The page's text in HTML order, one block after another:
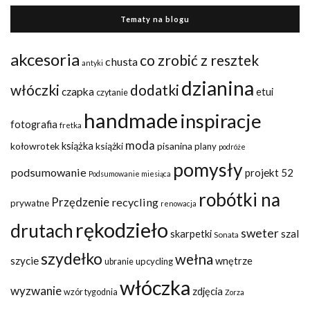
Tematy na blogu
akcesoria antyki chusta co zrobić z resztek
włóczki czapka czytanie dodatki dzianina etui
fotografia fretka handmadeinspiracje
kołowrotekksiążka książki moda pisanina plany podróże
podsumowanie Podsumowanie miesiąca pomysłyprojekt 52
prywatne Przędzenie recycling renowacja robótki na
drutach rękodzieło skarpetki Sonata sweterszal
szycieszydełko ubranie upcyclingwełna wnętrze
wyzwanie wzór tygodnia włóczka zdjęcia Zorza